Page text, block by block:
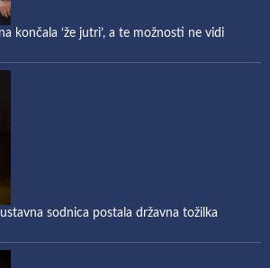
končala ‘že jutri’, a te možnosti ne vidi
sodnica postala državna tožilka